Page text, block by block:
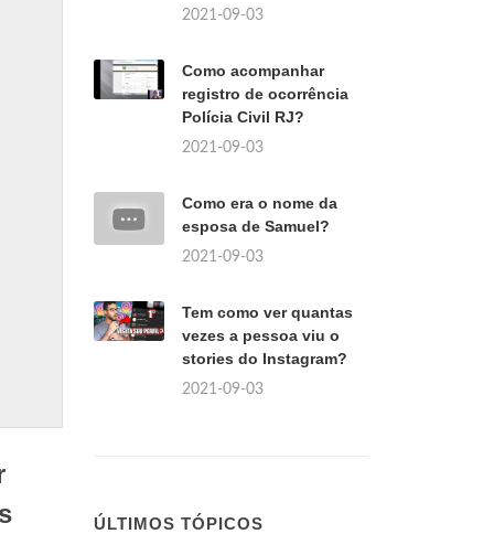
2021-09-03
Como acompanhar
registro de ocorrência
Polícia Civil RJ?
2021-09-03
Como era o nome da
esposa de Samuel?
2021-09-03
Tem como ver quantas
vezes a pessoa viu o
stories do Instagram?
2021-09-03
ÚLTIMOS TÓPICOS